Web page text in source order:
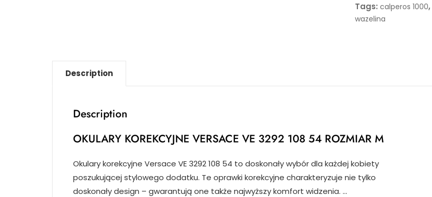
Tags: calperos 1000,
wazelina
Description
Description
OKULARY KOREKCYJNE VERSACE VE 3292 108 54 ROZMIAR M
Okulary korekcyjne Versace VE 3292 108 54 to doskonały wybór dla każdej kobiety
poszukującej stylowego dodatku. Te oprawki korekcyjne charakteryzuje nie tylko
doskonały design – gwarantują one także najwyższy komfort widzenia. …